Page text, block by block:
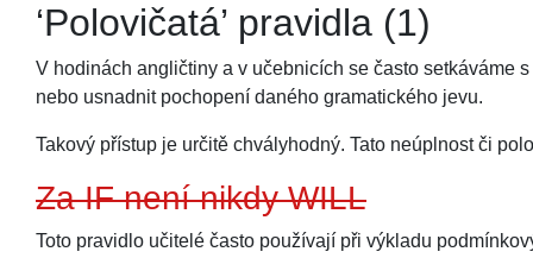
‘Polovičatá’ pravidla (1)
V hodinách angličtiny a v učebnicích se často setkáváme
nebo usnadnit pochopení daného gramatického jevu.
Takový přístup je určitě chvályhodný. Tato neúplnost či
Za IF není nikdy WILL
Toto pravidlo učitelé často používají při výkladu